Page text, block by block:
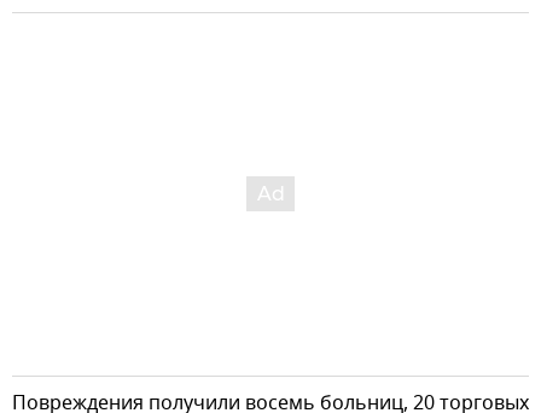
Повреждения получили восемь больниц, 20 торговых